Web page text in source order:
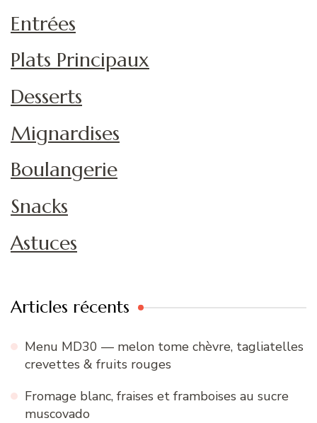
Entrées
Plats Principaux
Desserts
Mignardises
Boulangerie
Snacks
Astuces
Articles récents
Menu MD30 — melon tome chèvre, tagliatelles
crevettes & fruits rouges
Fromage blanc, fraises et framboises au sucre
muscovado